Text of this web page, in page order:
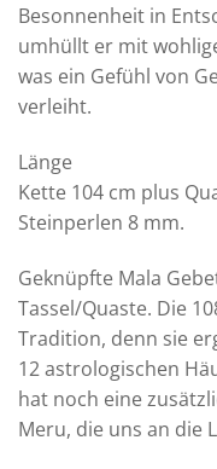
Besonnenheit in
umhüllt er mit
was ein Gefühl von
verleiht.
Länge
Kette 104 cm plus
Steinperlen 8 mm.
Geknüpfte Mala
Tassel/Quaste. Die
Tradition, denn sie
12 astrologischen
hat noch eine
Meru, die uns an die